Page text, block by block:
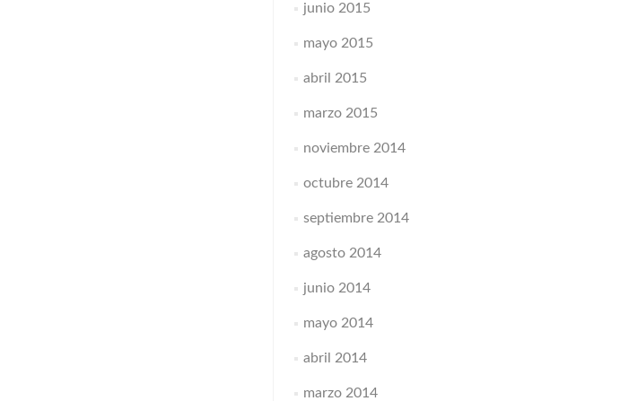
junio 2015
mayo 2015
abril 2015
marzo 2015
noviembre 2014
octubre 2014
septiembre 2014
agosto 2014
junio 2014
mayo 2014
abril 2014
marzo 2014